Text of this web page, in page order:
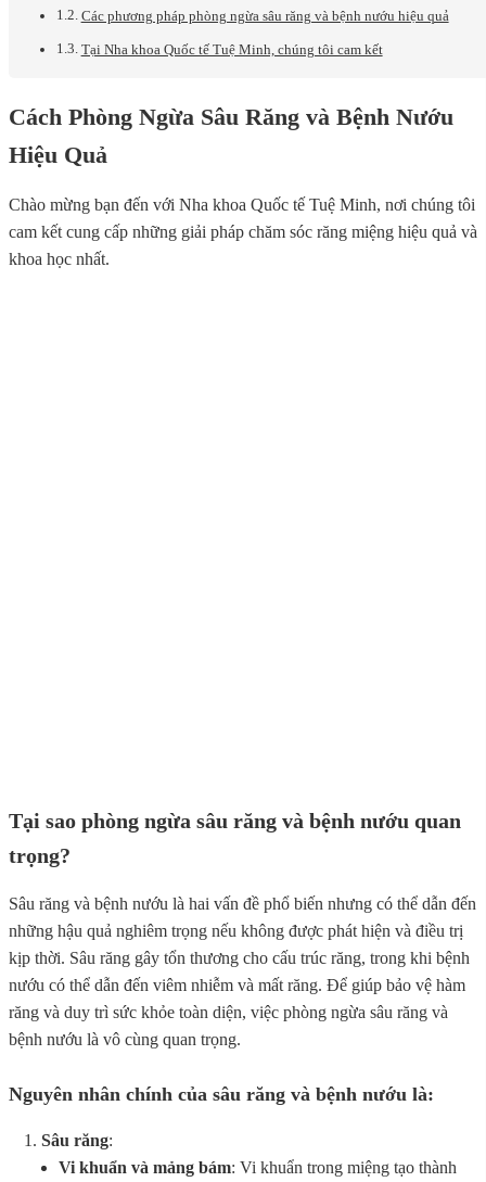
Các phương pháp phòng ngừa sâu răng và bệnh nướu hiệu quả
Tại Nha khoa Quốc tế Tuệ Minh, chúng tôi cam kết
Cách Phòng Ngừa Sâu Răng và Bệnh Nướu
Hiệu Quả
Chào mừng bạn đến với Nha khoa Quốc tế Tuệ Minh, nơi chúng tôi
cam kết cung cấp những giải pháp chăm sóc răng miệng hiệu quả và
khoa học nhất.
Tại sao phòng ngừa sâu răng và bệnh nướu quan
trọng?
Sâu răng và bệnh nướu là hai vấn đề phổ biến nhưng có thể dẫn đến
những hậu quả nghiêm trọng nếu không được phát hiện và điều trị
kịp thời. Sâu răng gây tổn thương cho cấu trúc răng, trong khi bệnh
nướu có thể dẫn đến viêm nhiễm và mất răng. Để giúp bảo vệ hàm
răng và duy trì sức khỏe toàn diện, việc phòng ngừa sâu răng và
bệnh nướu là vô cùng quan trọng.
Nguyên nhân chính của sâu răng và bệnh nướu là:
Sâu răng:
Vi khuẩn và mảng bám: Vi khuẩn trong miệng tạo thành